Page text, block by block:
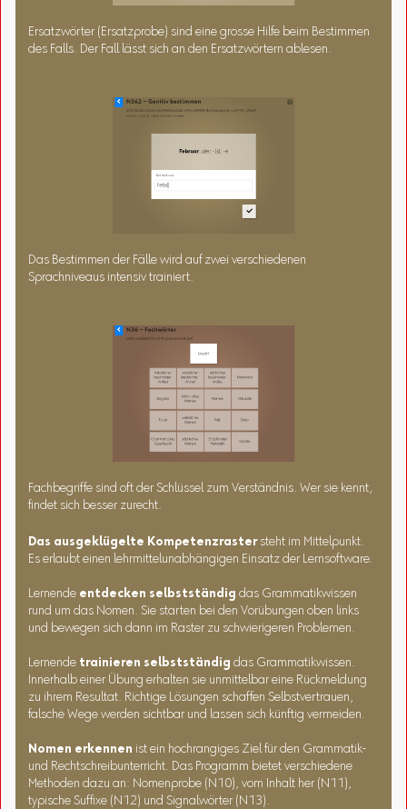
Ersatzwörter (Ersatzprobe) sind eine grosse Hilfe beim Bestimmen
des Falls. Der Fall lässt sich an den Ersatzwörtern ablesen.
Das Bestimmen der Fälle wird auf zwei verschiedenen
Sprachniveaus intensiv trainiert.
Fachbegriffe sind oft der Schlüssel zum Verständnis. Wer sie kennt,
findet sich besser zurecht.
Das ausgeklügelte Kompetenzrastersteht im Mittelpunkt.
Es erlaubt einen lehrmittelunabhängigen Einsatz der Lernsoftware.
Lernende entdecken selbstständig das Grammatikwissen
rund um das Nomen. Sie starten bei den Vorübungen oben links
und bewegen sich dann im Raster zu schwierigeren Problemen.
Lernende trainieren selbstständig das Grammatikwissen.
Innerhalb einer Übung erhalten sie unmittelbar eine Rückmeldung
zu ihrem Resultat. Richtige Lösungen schaffen Selbstvertrauen,
falsche Wege werden sichtbar und lassen sich künftig vermeiden.
Nomen erkennen ist ein hochrangiges Ziel für den Grammatik-
und Rechtschreibunterricht. Das Programm bietet verschiedene
Methoden dazu an: Nomenprobe (N10), vom Inhalt her (N11),
typische Suffixe (N12) und Signalwörter (N13).